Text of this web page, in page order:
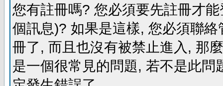
您有註冊嗎? 您必須要先註冊才
個訊息)? 如果是這樣, 您必須聯
冊了, 而且也沒有被禁止進入, 那
是一個很常見的問題, 若不是此